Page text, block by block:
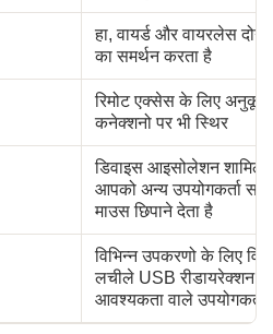
हा, वायर्ड और वायरलेस
का समर्थन करता है
रिमोट एक्सेस के लिए
कनेक्शनो पर भी स्थिर
डिवाइस आइसोलेशन शामिल
आपको अन्य उपयोगकर्ता
माउस छिपाने देता है
विभिन्न उपकरणो के लिए
लचीले USB रीडायरेक्शन
आवश्यकता वाले उपयोगकर्ता